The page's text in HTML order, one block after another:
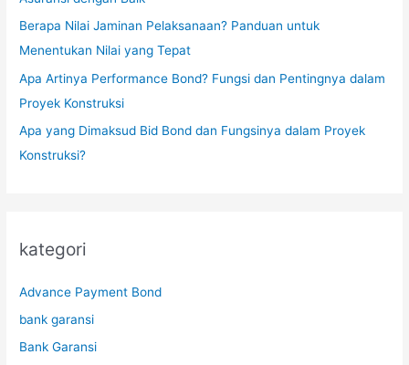
Berapa Nilai Jaminan Pelaksanaan? Panduan untuk
Menentukan Nilai yang Tepat
Apa Artinya Performance Bond? Fungsi dan Pentingnya dalam
Proyek Konstruksi
Apa yang Dimaksud Bid Bond dan Fungsinya dalam Proyek
Konstruksi?
kategori
Advance Payment Bond
bank garansi
Bank Garansi